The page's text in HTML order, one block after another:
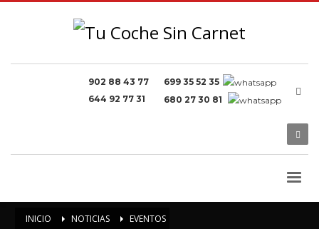
902 88 43 77
644 92 77 31
699 35 52 35
680 27 30 81
INICIO NOTICIAS
EVENTOS